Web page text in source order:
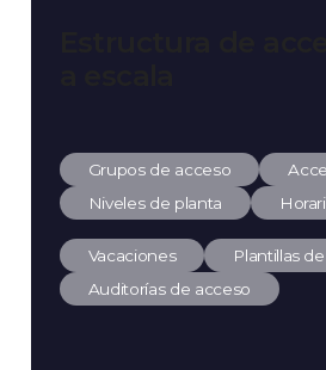
Grupos de acceso
Niveles de planta
Vacaciones
Plantillas
Auditorías de acceso